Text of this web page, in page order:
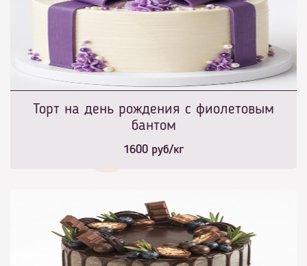
Торт на день рождения с фиолетовым
бантом
1600 руб/кг